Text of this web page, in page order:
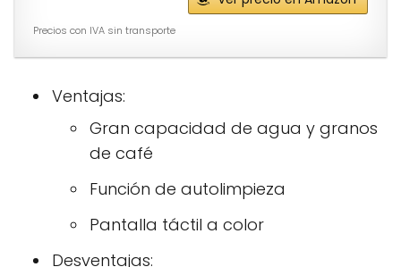
Precios con IVA sin transporte
Ventajas:
Gran capacidad de agua y granos
de café
Función de autolimpieza
Pantalla táctil a color
Desventajas: